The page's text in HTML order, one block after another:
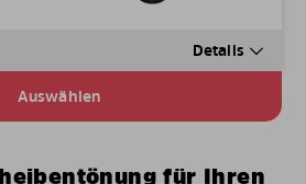
Details
Auswählen
für Ihren